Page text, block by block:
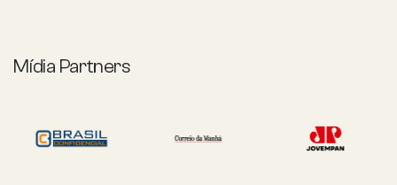
Mídia Partners